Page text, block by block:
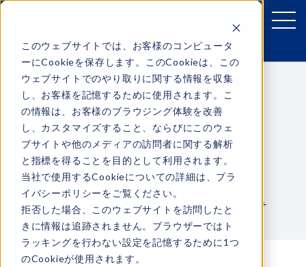
このウェブサイトでは、お客様のコンピュータ
ーにCookieを保存します。このCookieは、この
ウェブサイトでのやり取りに関する情報を収集
し、お客様を記憶するために使用されます。こ
の情報は、お客様のブラウジング体験を改善
し、カスタマイズすること、ならびにこのウェ
ブサイトや他のメディアの訪問者に関する解析
と指標を得ることを目的として利用されます。
当社で使用するCookieについての詳細は、プラ
イバシーポリシーをご覧ください。
拒否した場合、このウェブサイトを訪問したと
きに情報は追跡されません。ブラウザーではト
ラッキングを行わない設定を記憶するために1つ
のCookieが使用されます。
サカエのおすすめ製品
RIKO
商品ラインナップ
ダウンロード
導入事例
お問い合わせ
近接センサ
様々な環境下で金属を検出できる近接センサ